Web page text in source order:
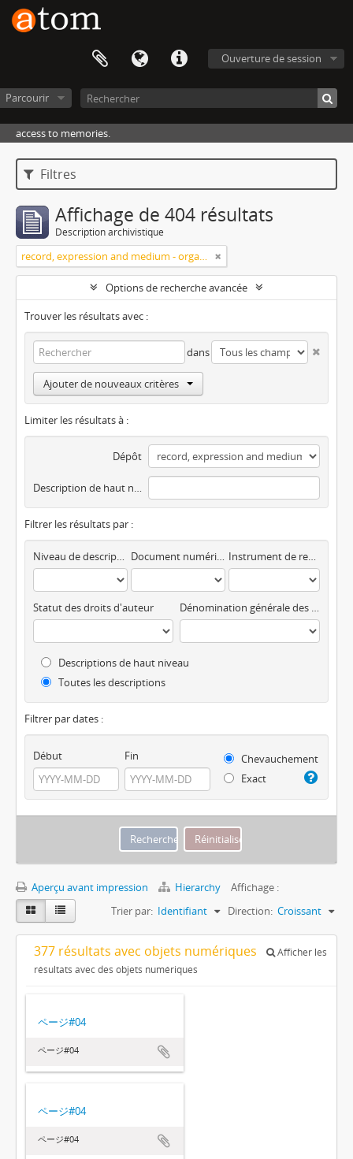
Ouverture de session
Parcourir
access to memories.
Filtres
Affichage de 404 résultats
Description archivistique
record, expression and medium - organization
Options de recherche avancée
Trouver les résultats avec :
dans
Ajouter de nouveaux critères
Limiter les résultats à :
Dépôt
Description de haut niveau
Filtrer les résultats par :
Niveau de description Document numérique disponible Instrument de recherche
Statut des droits d'auteur Dénomination générale des documents
Descriptions de haut niveau
Toutes les descriptions
Filtrer par dates :
Début Fin
Chevauchement
Exact
Aperçu avant impression Hierarchy
Affichage :
Trier par: Identifiant Direction: Croissant
377 résultats avec objets numériques
Afficher les
résultats avec des objets numériques
ページ#04
ページ#04
ページ#04
ページ#04